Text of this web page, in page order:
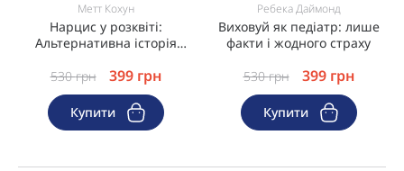
Метт Кохун
Нарцис у розквіті:
Альтернативна історія
530грн 399 грн
Купити
Ребека Даймонд
Виховуй як педіатр: лише
факти і жодного страху
530грн 399 грн
Купити